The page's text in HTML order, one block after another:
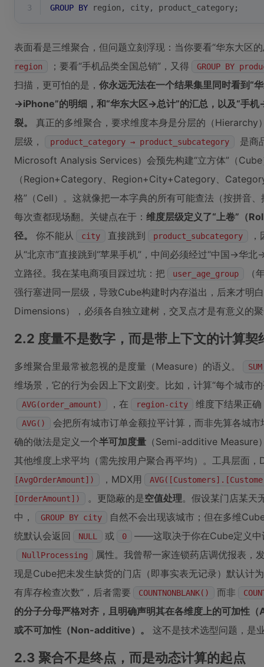
3
GROUP BY region, city, product_category;
表面看是三维聚合，但问题立刻浮现：当你要看“华东大区
region ；要看“手机品类全国总销”，又得 GROUP BY
扫描，更可怕的是， 你永远无法在一个结果集里同时看到
→iPhone”的明细，和“华东大区→总计”的汇总，以及“手
裂。
真正的多维聚合，要求维度本身是分层的（Hierarchy
层级，
product_category → product_subcategory
是商
Microsoft Analysis Services）会预先构建“立方体”（
（Region+Category、Region+City+Category、
格”（Cell）。这就像把一本字典的所有可能查法（按拼音
每次查都现场翻。关键点在于： 维度层级定义了“上卷”（
径。
你不能从 city 直接跳到 product_subcategory
从“北京市”直接跳到“苹果手机”，中间必须经过“中国→华
立路径。我在某电商项目踩过坑：把
user_age_group
（
强行塞进同一层级，导致Cube构建时内存溢出，后来才
Dimensions），必须各自独立建树，交叉点才是有意义的
2.2 度量不是数字，而是带上下文的计算契
多维聚合里最常被忽视的是度量（Measure）的语义。
维场景，它的行为会因上下文剧变。比如，计算“每个城市
AVG(order_amount) ，在 region-city 维度下结果正
AVG()
会把所有城市订单金额拉平计算，而非先算各城
确的做法是定义一个半可加度量 （Semi-additive Measure
其他维度上求平均（需先按用户聚合再平均）。工具层面，
[AvgOrderAmount]) ，MDX用
[OrderAmount])
。更隐蔽的是空值处理。假设某门店某天
中，
GROUP BY city
自然不会出现该城市；但在多维
统默认会返回
NULL 或 0 ——这取决于你在Cube定义中
NullProcessing
属性。我曾帮一家连锁药店调优报表，
现是Cube把未发生缺货的门店（即事实表无记录）默认计为
有库存检查次数”，后者需要
COUNTNONBLANK() 而非
的分子分母严格对齐，且明确声明其在各维度上的可加性
或不可加性（Non-additive）。
这不是技术选型问题，是
2.3 聚合不是终点，而是动态计算的起点